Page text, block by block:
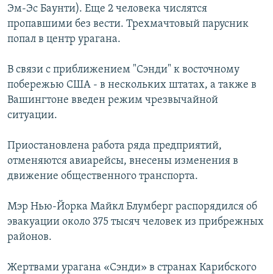
Эм-Эс Баунти). Еще 2 человека числятся
пропавшими без вести. Трехмачтовый парусник
попал в центр урагана.
В связи с приближением "Сэнди" к восточному
побережью США - в нескольких штатах, а также в
Вашингтоне введен режим чрезвычайной
ситуации.
Приостановлена работа ряда предприятий,
отменяются авиарейсы, внесены изменения в
движение общественного транспорта.
Мэр Нью-Йорка Майкл Блумберг распорядился об
эвакуации около 375 тысяч человек из прибрежных
районов.
Жертвами урагана «Сэнди» в странах Карибского